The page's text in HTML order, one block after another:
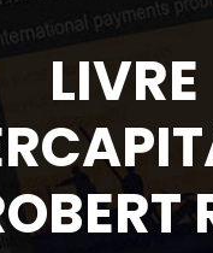
LIVRE